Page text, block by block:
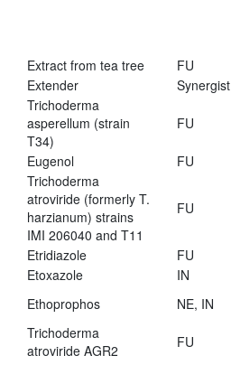
Extract from tea tree FU
Extender
Synergist
Trichoderma
asperellum (strain
T34)
FU
Eugenol FU
Trichoderma
atroviride (formerly T.
harzianum) strains
IMI 206040 and T11
FU
Etridiazole FU
Etoxazole
IN
Ethoprophos
NE, IN
Trichoderma
atroviride AGR2
FU